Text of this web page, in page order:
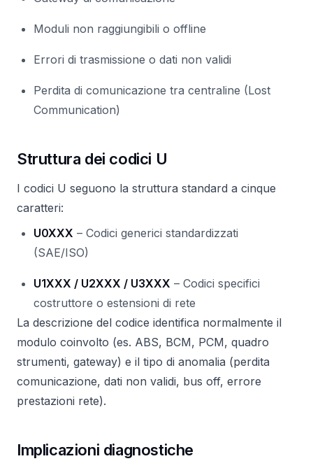
Moduli non raggiungibili o offline
Errori di trasmissione o dati non validi
Perdita di comunicazione tra centraline (Lost
Communication)
Struttura dei codici U
I codici U seguono la struttura standard a cinque
caratteri:
U0XXX – Codici generici standardizzati
(SAE/ISO)
U1XXX / U2XXX / U3XXX – Codici specifici
costruttore o estensioni di rete
La descrizione del codice identifica normalmente il
modulo coinvolto (es. ABS, BCM, PCM, quadro
strumenti, gateway) e il tipo di anomalia (perdita
comunicazione, dati non validi, bus off, errore
prestazioni rete).
Implicazioni diagnostiche